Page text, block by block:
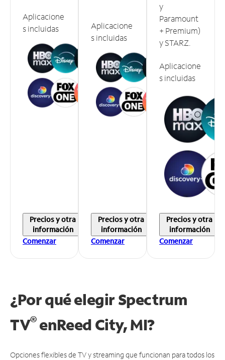
Aplicacione
s incluidas
Precios y otra
información
Comenzar
Aplicacione
s incluidas
Precios y otra
información
Comenzar
y
Paramount
+ Premium)
y STARZ.
Aplicacione
s incluidas
Precios y otra
información
Comenzar
¿Por qué elegir Spectrum
TV®enReed City, MI?
Opciones flexibles de TV y streaming que funcionan para todos los